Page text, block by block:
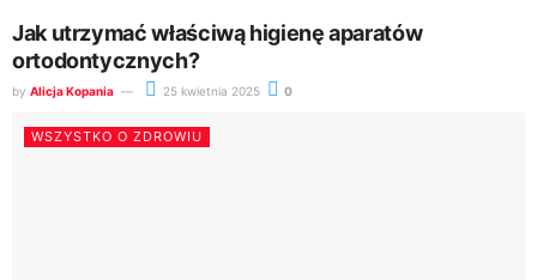
Jak utrzymać właściwą higienę aparatów
ortodontycznych?
by Alicja Kopania 25 kwietnia 2025 0
WSZYSTKO O ZDROWIU